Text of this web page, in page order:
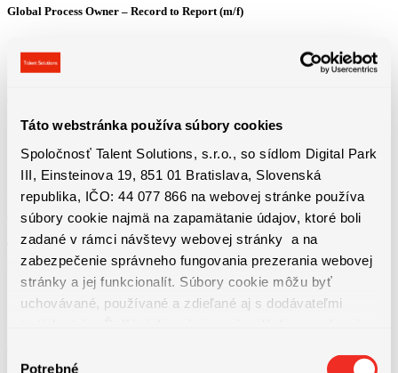
Táto webstránka používa súbory cookies
Spoločnosť Talent Solutions, s.r.o., so sídlom Digital Park
III, Einsteinova 19, 851 01 Bratislava, Slovenská
republika, IČO: 44 077 866 na webovej stránke používa
súbory cookie najmä na zapamätanie údajov, ktoré boli
zadané v rámci návštevy webovej stránky a na
zabezpečenie správneho fungovania prezerania webovej
stránky a jej funkcionalít. Súbory cookie môžu byť
uchovávané, používané a zdieľané aj s dodávateľmi
osobných údajov
Potrebné
Global Process Owner – Record to Report (m/f)
3800 - 4600 € + 13. plat + výkonnostný bonus
Vodič / vodička domiešavača betónu – 13.plat a mnoho ďalších benefitov
Košice
1100 - 1650 € Priemerná hrubá mzda od 1650 € (z...
Detail pracovnej ponuky
Technická údržba výrobných liniek | ubytovanie, bonusy a nadštandardné
príplatky
Bratislava
1550 - 1750 € + dochádzkový bonus 50€ + mesačné...